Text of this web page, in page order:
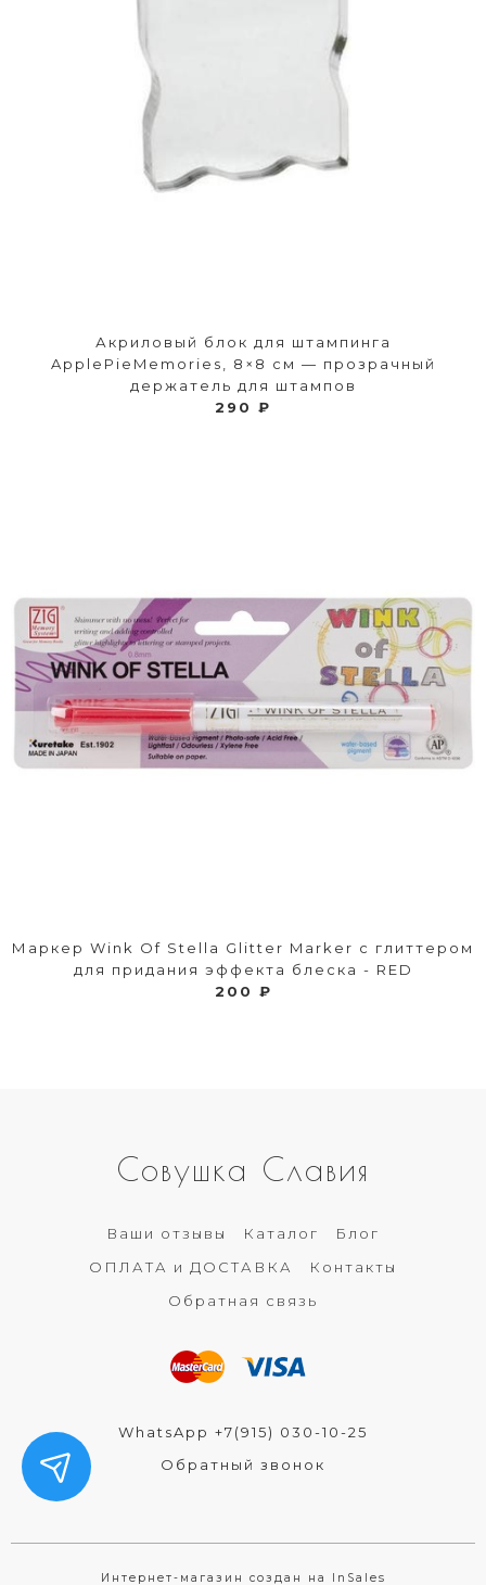
Акриловый блок для штампинга
ApplePieMemories, 8×8 см — прозрачный
держатель для штампов
290 ₽
Маркер Wink Of Stella Glitter Marker с глиттером
для придания эффекта блеска - RED
200 ₽
Совушка Славия
Ваши отзывы Каталог
Блог
ОПЛАТА и ДОСТАВКА
Контакты
Обратная связь
WhatsApp +7(915) 030-10-25
Обратный звонок
Интернет-магазин создан на InSales